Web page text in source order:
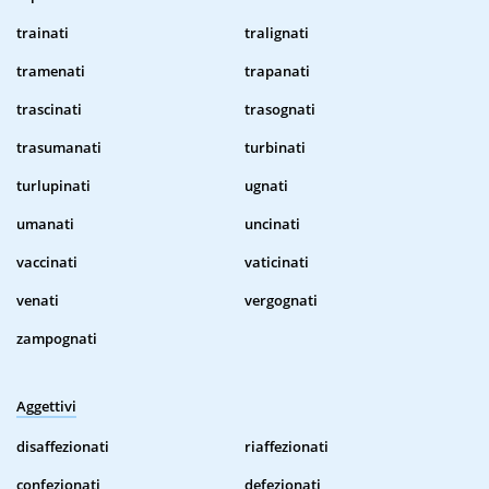
trainati
tralignati
tramenati
trapanati
trascinati
trasognati
trasumanati
turbinati
turlupinati
ugnati
umanati
uncinati
vaccinati
vaticinati
venati
vergognati
zampognati
Aggettivi
disaffezionati
riaffezionati
confezionati
defezionati